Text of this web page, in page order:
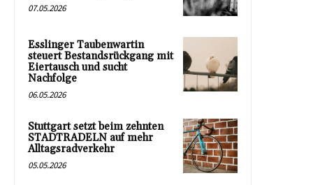
07.05.2026
Esslinger Taubenwartin
steuert Bestandsrückgang mit
Eiertausch und sucht
Nachfolge
06.05.2026
Stuttgart setzt beim zehnten
STADTRADELN auf mehr
Alltagsradverkehr
05.05.2026